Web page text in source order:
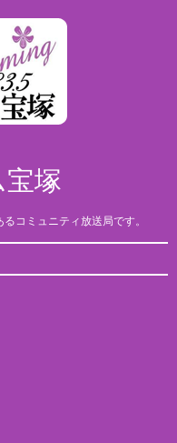
塚
コミュニティ放送局です。